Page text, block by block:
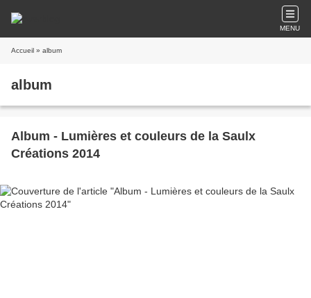
MENU
Accueil » album
album
Album - Lumières et couleurs de la Saulx
Créations 2014